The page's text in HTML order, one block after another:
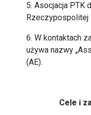
5. Asocjacja PTK
Rzeczypospolitej
6. W kontaktach
używa nazwy
(AE).
Cele i